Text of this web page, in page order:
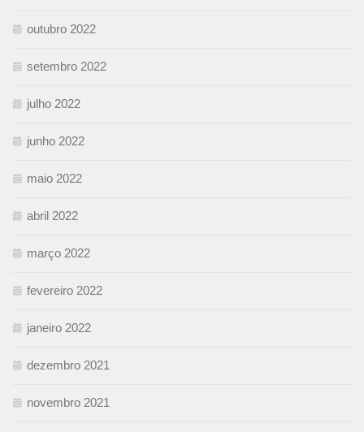
outubro 2022
setembro 2022
julho 2022
junho 2022
maio 2022
abril 2022
março 2022
fevereiro 2022
janeiro 2022
dezembro 2021
novembro 2021